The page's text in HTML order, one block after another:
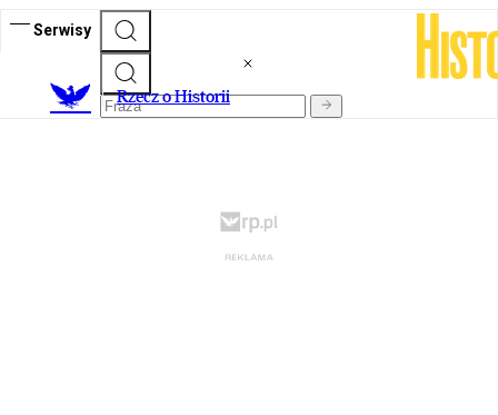
Serwisy
Rzecz o Historii